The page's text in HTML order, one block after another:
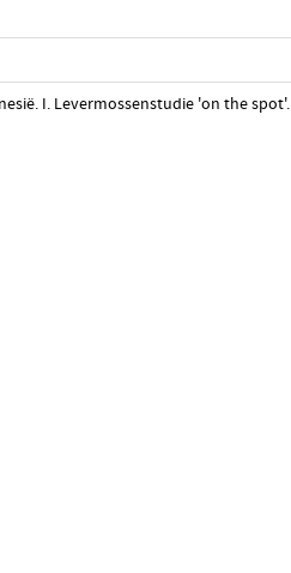
I. Levermossenstudie 'on the spot'.